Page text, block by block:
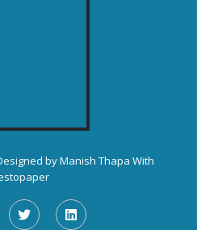
byManish Thapa With